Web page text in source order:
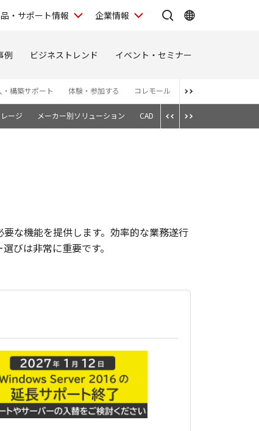
・サポート情報 企業情報
例 ビジネストレンド イベント・セミナー
構築サポート 体験・参加する コレモール お問い合わせ
ージ メーカー別ソリューション CAD
な機能を提供します。効率的な業務遂行
びは非常に重要です。